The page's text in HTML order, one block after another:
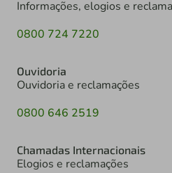
Informações, elogios e
0800 724 7220
Ouvidoria
Ouvidoria e reclamações
0800 646 2519
Chamadas Internacionais
Elogios e reclamações